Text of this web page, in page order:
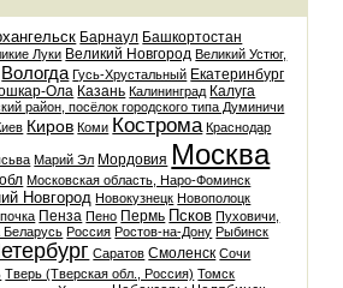
Барнаул Башкортостан
Луки Великий Новгород Великий Устюг,
Вологда Гусь-Хрустальный Екатеринбург
Ола Казань Калининград Калуга
район, посёлок городского типа Думиничи
Киров Коми Кострома Краснодар
Марий Эл Мордовия Москва
Московская область, Наро-Фоминск
Новгород Новокузнецк Новополоцк
Пенза Пено Пермь Псков Пуховичи,
Беларусь Россия Ростов-на-Дону Рыбинск
Саратов Смоленск Сочи
Тверь (Тверская обл., Россия) Томск